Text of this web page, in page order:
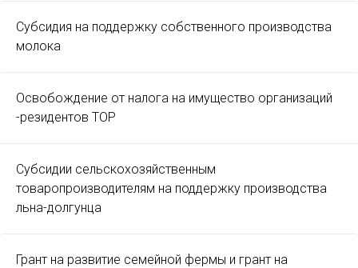
Субсидия на поддержку собственного производства
молока
Освобождение от налога на имущество организаций
-резидентов ТОР
Субсидии сельскохозяйственным
товаропроизводителям на поддержку производства
льна-долгунца
Грант на развитие семейной фермы и грант на